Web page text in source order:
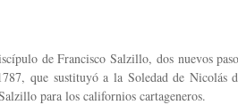
de Francisco Salzillo, dos nuevos
que sustituyó a la Soledad de Nicolás
para los californios cartageneros.